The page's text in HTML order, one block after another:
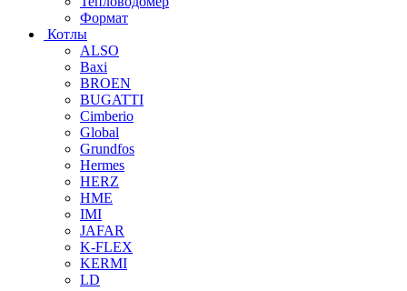
Формат
Котлы
ALSO
Baxi
BROEN
BUGATTI
Cimberio
Global
Grundfos
Hermes
HERZ
HME
IMI
JAFAR
K-FLEX
KERMI
LD